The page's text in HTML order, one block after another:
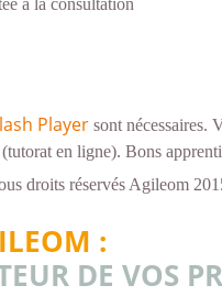
à la consultation
Playersont nécessaires.
en ligne). Bons
droits réservés Agileom
:
DE VOS